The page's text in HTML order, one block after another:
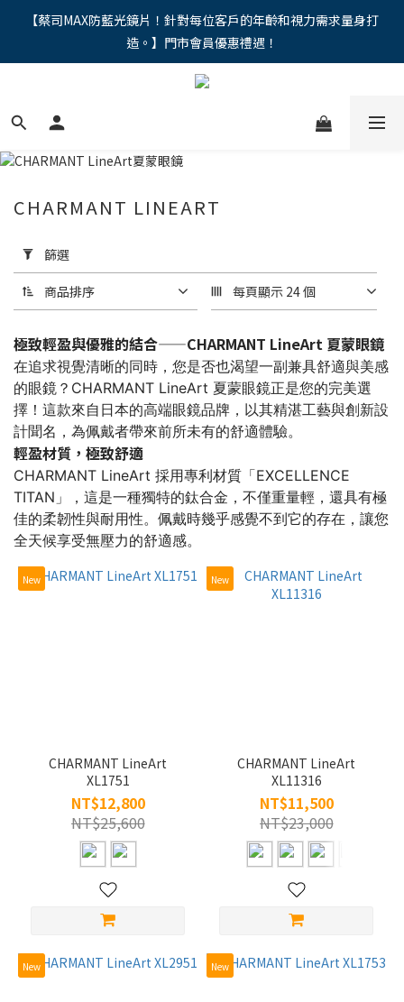
"馬年新章續寫，視界品味進階，限時禮遇 9 折無上限，12期分期
免手續費。。
【蔡司MAX防藍光鏡片！針對每位客戶的年齡和視力需求量身打
造。】門市會員優惠禮遇！
"馬年新章續寫，視界品味進階，限時禮遇 9 折無上限，12期分期
用
篩
選
(0/20)
價格
(NT$)
~
類
型
眼
鏡
男
全
框
CHARMANT LINEART
篩選
商品排序 每頁顯示 24 個
極致輕盈與優雅的結合——CHARMANT LineArt 夏蒙眼鏡
在追求視覺清晰的同時，您是否也渴望一副兼具舒適與美感
的眼鏡？CHARMANT LineArt 夏蒙眼鏡正是您的完美選
擇！這款來自日本的高端眼鏡品牌，以其精湛工藝與創新設
計聞名，為佩戴者帶來前所未有的舒適體驗。
輕盈材質，極致舒適
CHARMANT LineArt 採用專利材質「EXCELLENCE
TITAN」，這是一種獨特的鈦合金，不僅重量輕，還具有極
佳的柔韌性與耐用性。佩戴時幾乎感覺不到它的存在，讓您
全天候享受無壓力的舒適感。
New
CHARMANT LineArt
XL1751
NT$12,800
NT$25,600
New
CHARMANT LineArt
XL11316
NT$11,500
NT$23,000
New New